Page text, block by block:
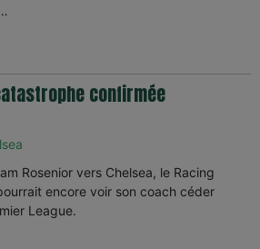
confirmée
Rosenior vers Chelsea, le Racing
encore voir son coach céder
League.